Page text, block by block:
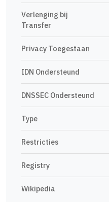
Verlenging bij
Transfer
Privacy Toegestaan
IDN Ondersteund
DNSSEC Ondersteund
Type
Restricties
Registry
Wikipedia